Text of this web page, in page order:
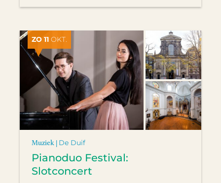
ZO 11 OKT.
Muziek | De Duif
Pianoduo Festival:
Slotconcert